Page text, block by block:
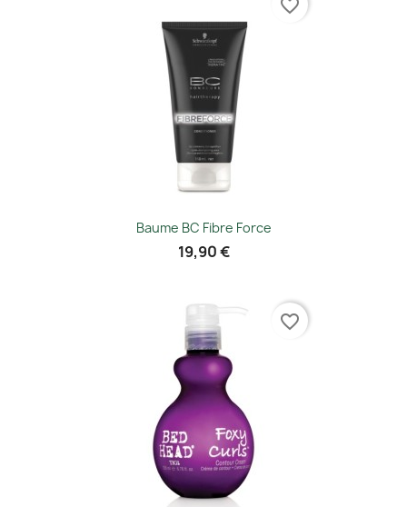
Baume BC Fibre Force
19,90 €
favorite_border
favorite_border